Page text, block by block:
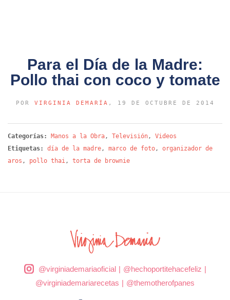
Para el Día de la Madre:
Pollo thai con coco y tomate
POR VIRGINIA DEMARÍA , 19 DE OCTUBRE DE 2014
Categorías: Manos a la Obra , Televisión , Videos
Etiquetas:
día de la madre , marco de foto , organizador de
aros , pollo thai , torta de brownie
@virginiademariaoficial| @hechoportitehacefeliz |
@virginiademariarecetas | @themotherofpanes